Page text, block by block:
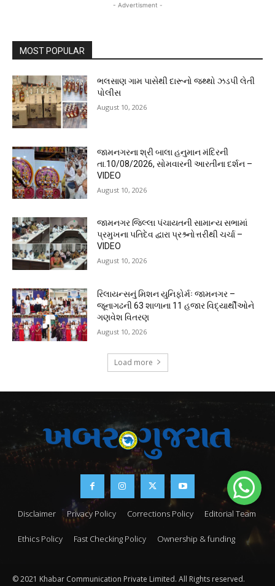
- Advertisment -
MOST POPULAR
ભલસાણ ગામ પાસેથી દારૂનો જથ્થો ઝડપી લેતી
પોલીસ
August 10, 2026
જામનગરના શ્રી બાલા હનુમાન મંદિરની
તા.10/08/2026, સોમવારની આરતીના દર્શન –
VIDEO
August 10, 2026
જામનગર જિલ્લા પંચાયતની સામાન્ય સભામાં
પ્રમુખના પતિદેવ દ્વારા પ્રશ્ર્નોત્તરીથી ચર્ચા –
VIDEO
August 10, 2026
રિલાયન્સનું મિશન યુનિફોર્મઃ જામનગર –
જૂનાગઢની 63 શાળાના 11 હજાર વિદ્યાર્થીઓને
ગણવેશ વિતરણ
August 10, 2026
Load more
Disclaimer Privacy Policy Corrections Policy Editorial Team
Ethics Policy Fast Checking Policy Ownership & funding
© 2021 Khabar Communication Private Limited. All Rights reserved.